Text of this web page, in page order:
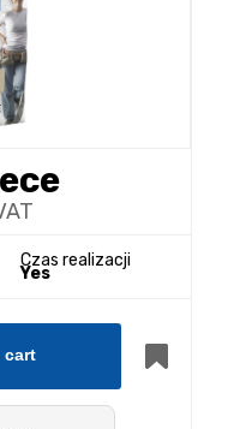
Czas realizacji
Yes
cart